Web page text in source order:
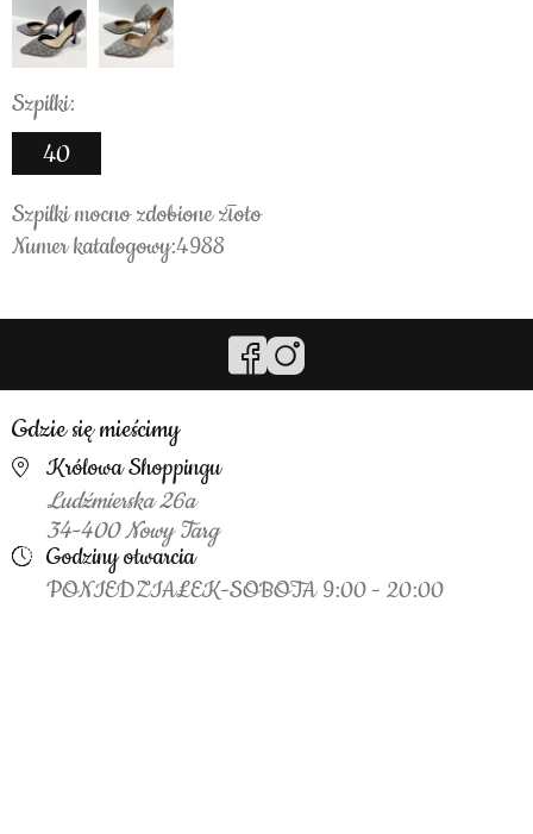
Szpilki:
40
Szpilki mocno zdobione złoto
Numer katalogowy:4988
Gdzie się mieścimy
Królowa Shoppingu
Ludźmierska 26a
34-400 Nowy Targ
Godziny otwarcia
PONIEDZIAŁEK-SOBOTA 9:00 - 20:00